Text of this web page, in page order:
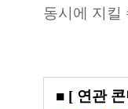
동시에 지킬
■ [ 연관